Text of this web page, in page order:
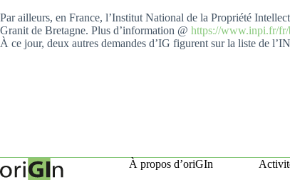
Par ailleurs, en France, l’Institut National de la Propriété
Granit de Bretagne. Plus d’information @ https://www.inpi.fr/fr/
À ce jour, deux autres demandes d’IG figurent sur la liste de
À propos d’oriGIn